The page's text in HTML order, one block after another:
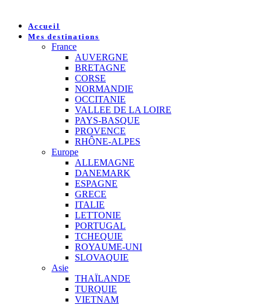
Accueil
Mes destinations
France
AUVERGNE
BRETAGNE
CORSE
NORMANDIE
OCCITANIE
VALLEE DE LA LOIRE
PAYS-BASQUE
PROVENCE
RHÔNE-ALPES
Europe
ALLEMAGNE
DANEMARK
ESPAGNE
GRECE
ITALIE
LETTONIE
PORTUGAL
TCHEQUIE
ROYAUME-UNI
SLOVAQUIE
Asie
THAÏLANDE
TURQUIE
VIETNAM